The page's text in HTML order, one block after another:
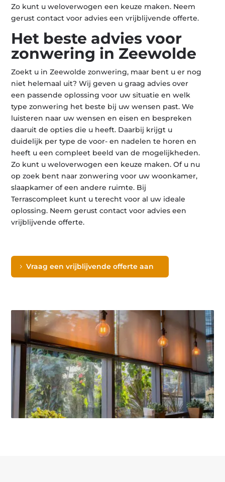
Zo kunt u weloverwogen een keuze maken. Neem
gerust contact voor advies een vrijblijvende offerte.
Het beste advies voor
zonwering in Zeewolde
Zoekt u in Zeewolde zonwering, maar bent u er nog
niet helemaal uit? Wij geven u graag advies over
een passende oplossing voor uw situatie en welk
type zonwering het beste bij uw wensen past. We
luisteren naar uw wensen en eisen en bespreken
daaruit de opties die u heeft. Daarbij krijgt u
duidelijk per type de voor- en nadelen te horen en
heeft u een compleet beeld van de mogelijkheden.
Zo kunt u weloverwogen een keuze maken. Of u nu
op zoek bent naar zonwering voor uw woonkamer,
slaapkamer of een andere ruimte. Bij
Terrascompleet kunt u terecht voor al uw ideale
oplossing. Neem gerust contact voor advies een
vrijblijvende offerte.
Vraag een vrijblijvende offerte aan